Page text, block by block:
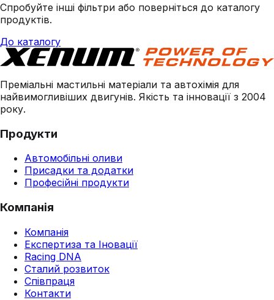
Спробуйте інші фільтри або поверніться до каталогу
продуктів.
До каталогу
Преміальні мастильні матеріали та автохімія для
найвимогливіших двигунів. Якість та інновації з 2004
року.
Продукти
Автомобільні оливи
Присадки та додатки
Професійні продукти
Компанія
Компанія
Експертиза та Іновації
Racing DNA
Сталий розвиток
Співпраця
Контакти